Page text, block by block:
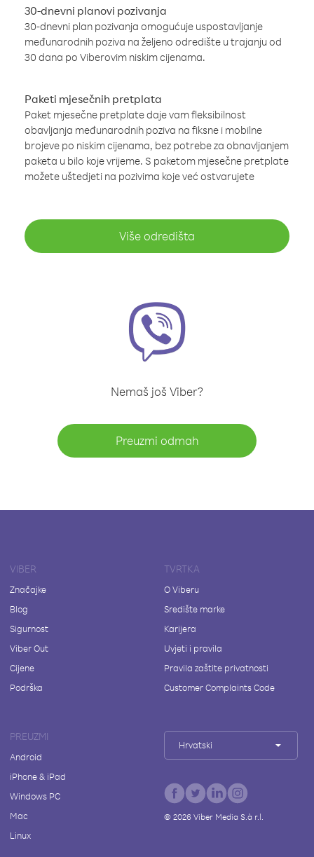
30-dnevni planovi pozivanja
30-dnevni plan pozivanja omogućuje uspostavljanje
međunarodnih poziva na željeno odredište u trajanju od
30 dana po Viberovim niskim cijenama.
Paketi mjesečnih pretplata
Paket mjesečne pretplate daje vam fleksibilnost
obavljanja međunarodnih poziva na fiksne i mobilne
brojeve po niskim cijenama, bez potrebe za obnavljanjem
paketa u bilo koje vrijeme. S paketom mjesečne pretplate
možete uštedjeti na pozivima koje već ostvarujete
Više odredišta
Nemaš još Viber?
Preuzmi odmah
VIBER
Značajke
Blog
Sigurnost
Viber Out
Cijene
Podrška
TVRTKA
O Viberu
Središte marke
Karijera
Uvjeti i pravila
Pravila zaštite privatnosti
Customer Complaints Code
PREUZMI
Android
iPhone & iPad
Windows PC
Mac
Linux
Hrvatski
© 2026Viber Media S.à r.l.